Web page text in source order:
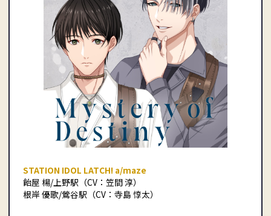
STATION IDOL LATCH! a/maze
飴屋 楊/上野駅（CV：笠間 淳）
根岸 優歌/鶯谷駅（CV：寺島 惇太）